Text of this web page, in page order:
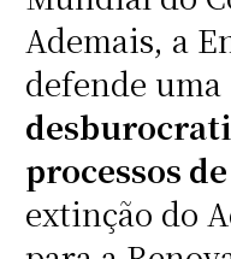
Ademais, a
defende uma
processos
extinção do